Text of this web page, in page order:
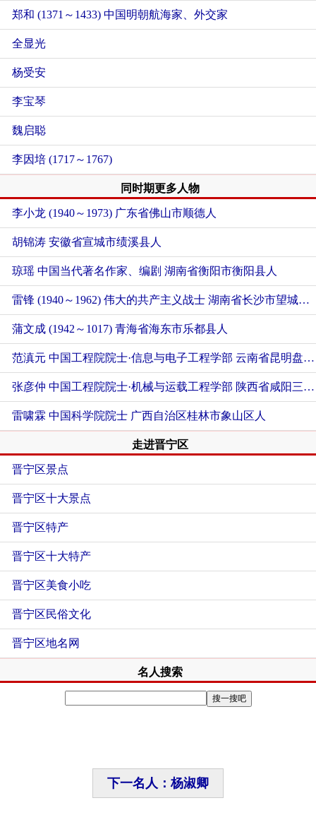
郑和 (1371～1433) 中国明朝航海家、外交家
全显光
杨受安
李宝琴
魏启聪
李因培 (1717～1767)
同时期更多人物
李小龙 (1940～1973) 广东省佛山市顺德人
胡锦涛 安徽省宣城市绩溪县人
琼瑶 中国当代著名作家、编剧 湖南省衡阳市衡阳县人
雷锋 (1940～1962) 伟大的共产主义战士 湖南省长沙市望城区人
蒲文成 (1942～1017) 青海省海东市乐都县人
范滇元 中国工程院院士·信息与电子工程学部 云南省昆明盘龙区人
张彦仲 中国工程院院士·机械与运载工程学部 陕西省咸阳三原人
雷啸霖 中国科学院院士 广西自治区桂林市象山区人
走进晋宁区
晋宁区景点
晋宁区十大景点
晋宁区特产
晋宁区十大特产
晋宁区美食小吃
晋宁区民俗文化
晋宁区地名网
名人搜索
下一名人：杨淑卿